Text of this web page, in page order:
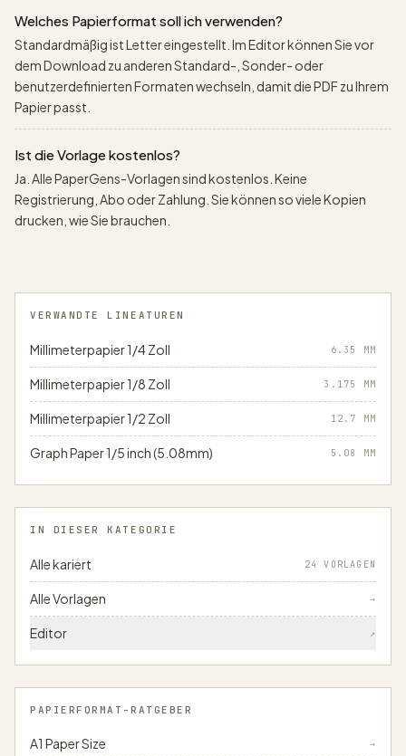
Welches Papierformat soll ich verwenden?
Standardmäßig ist Letter eingestellt. Im Editor können Sie vor
dem Download zu anderen Standard-, Sonder- oder
benutzerdefinierten Formaten wechseln, damit die PDF zu Ihrem
Papier passt.
Ist die Vorlage kostenlos?
Ja. Alle PaperGens-Vorlagen sind kostenlos. Keine
Registrierung, Abo oder Zahlung. Sie können so viele Kopien
drucken, wie Sie brauchen.
VERWANDTE LINEATUREN
Millimeterpapier 1/4 Zoll 6.35 MM
Millimeterpapier 1/8 Zoll 3.175 MM
Millimeterpapier 1/2 Zoll 12.7 MM
Graph Paper 1/5 inch (5.08mm) 5.08 MM
IN DIESER KATEGORIE
Alle kariert 24 VORLAGEN
Alle Vorlagen →
Editor ↗
PAPIERFORMAT-RATGEBER
A1 Paper Size →